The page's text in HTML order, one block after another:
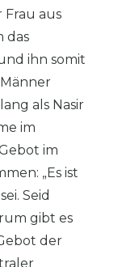
Frau aus
das
ihn somit
als Nasir
im
im
„Es ist
Seid
gibt es
der